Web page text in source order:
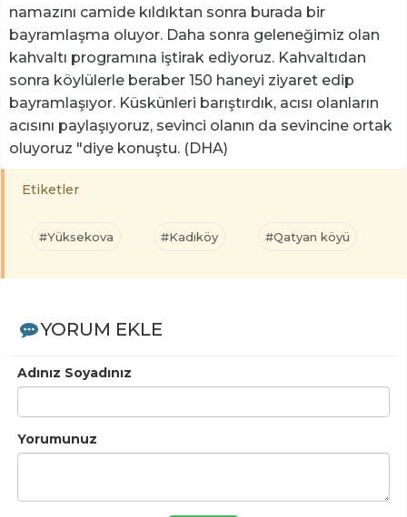
namazını camide kıldıktan sonra burada bir
bayramlaşma oluyor. Daha sonra geleneğimiz olan
kahvaltı programına iştirak ediyoruz. Kahvaltıdan
sonra köylülerle beraber 150 haneyi ziyaret edip
bayramlaşıyor. Küskünleri barıştırdık, acısı olanların
acısını paylaşıyoruz, sevinci olanın da sevincine ortak
oluyoruz "diye konuştu. (DHA)
Etiketler
#Yüksekova #Kadıköy #Qatyan köyü
YORUM EKLE
Adınız Soyadınız
Yorumunuz